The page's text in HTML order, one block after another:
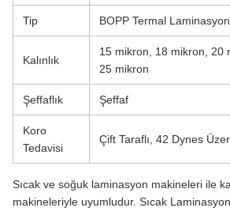
Tip BOPP Termal
Kalınlık
15 mikron, 18 mikron, 20
25 mikron
Şeffaflık Şeffaf
Koro
Tedavisi
Çift Taraflı, 42 Dynes
Sıcak ve soğuk laminasyon makineleri ile
makineleriyle uyumludur. Sıcak